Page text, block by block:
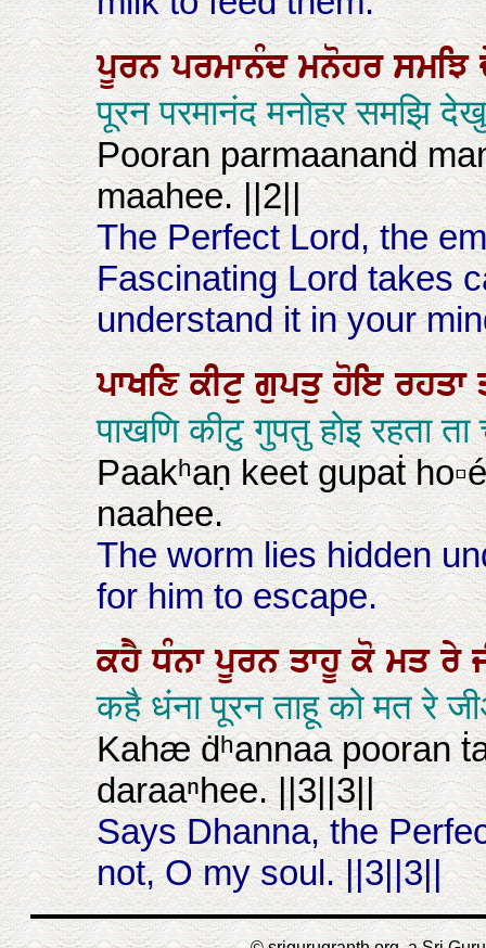
ਪੂਰਨਪਰਮਾਨੰਦਮਨੋਹਰਸਮਝਿ
पूरन परमानंद मनोहर समझि
Pooran parmaananḋ
maahee. ||2||
The Perfect Lord, the
Fascinating Lord takes
understand it in your
ਪਾਖਣਿਕੀਟੁਗੁਪਤੁਹੋਇਰਹਤਾ
पाखणि कीटु गुपतु होइ रहता ता
Paakʰaṇ keet gupaṫ
naahee.
The worm lies hidden
for him to escape.
ਕਹੈਧੰਨਾਪੂਰਨਤਾਹੂਕੋਮਤਰੇ
कहै धंना पूरन ताहू को मत रे
Kahæ ḋʰannaa pooran
daraaⁿhee. ||3||3||
Says Dhanna, the
not, O my soul. ||3||3||